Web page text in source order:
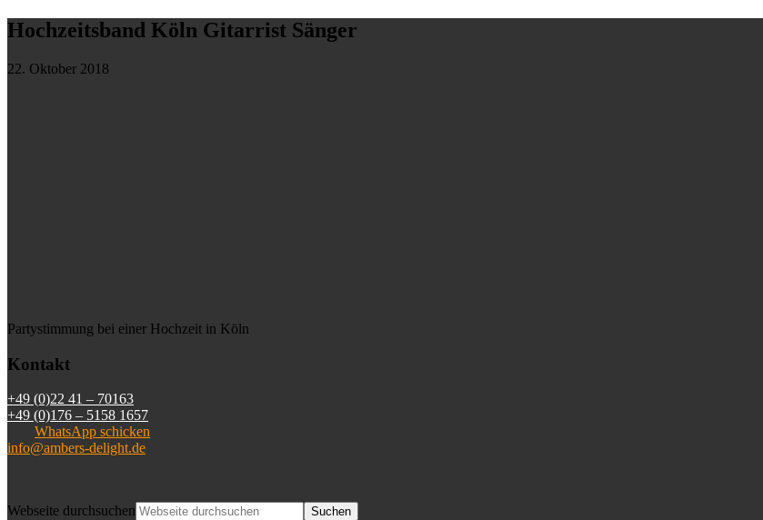
Hochzeitsband Köln Gitarrist Sänger
22. Oktober 2018
Partystimmung bei einer Hochzeit in Köln
Kontakt
+49 (0)22 41 – 70163
+49 (0)176 – 5158 1657
WhatsApp schicken
info@ambers-delight.de
Webseite durchsuchen